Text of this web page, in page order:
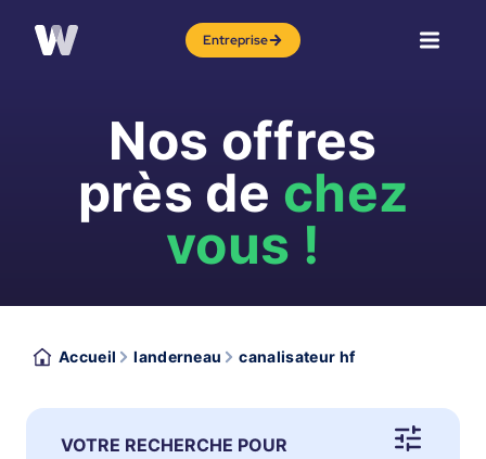
Entreprise
Nos offres
près de chez
vous !
Accueil landerneau canalisateur hf
VOTRE RECHERCHE POUR